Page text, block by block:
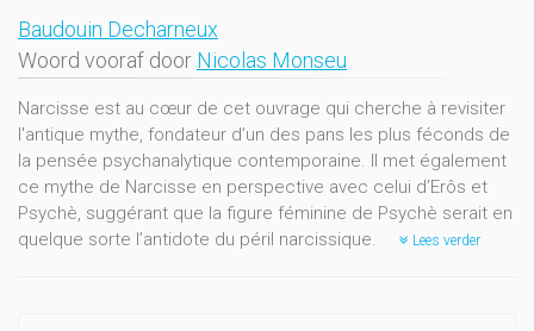
Baudouin Decharneux
Woord vooraf door Nicolas Monseu
Narcisse est au cœur de cet ouvrage qui cherche à revisiter
l'antique mythe, fondateur d’un des pans les plus féconds de
la pensée psychanalytique contemporaine. Il met également
ce mythe de Narcisse en perspective avec celui d’Erôs et
Psychè, suggérant que la figure féminine de Psychè serait en
quelque sorte l’antidote du péril narcissique.
Lees verder